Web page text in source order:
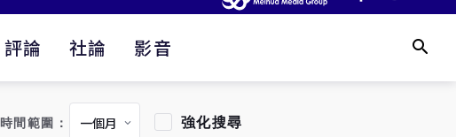
評論 社論 影音
時間範圍： 強化搜尋